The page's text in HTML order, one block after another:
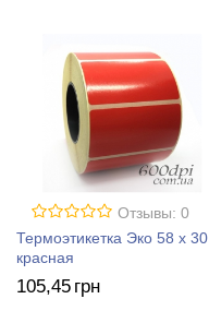
Отзывы: 0
Термоэтикетка Эко 58 x 30
красная
105,45 грн